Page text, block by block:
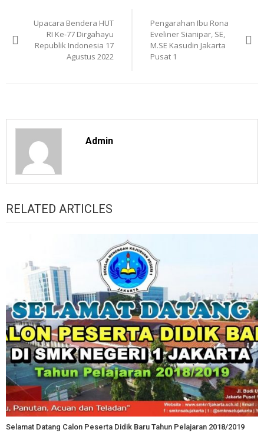
navigation
Upacara Bendera HUT
RI Ke-77 Dirgahayu
Republik Indonesia 17
Agustus 2022
Pengarahan Ibu Rona
Eveliner Sianipar, SE,
M.SE Kasudin Jakarta
Pusat 1
Admin
RELATED ARTICLES
Selamat Datang Calon Peserta Didik Baru Tahun Pelajaran 2018/2019